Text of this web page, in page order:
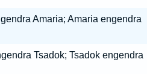
Amaria; Amaria engendra
Tsadok; Tsadok engendra